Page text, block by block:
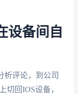
设备间自
析评论，到公司
切回IOS设备，